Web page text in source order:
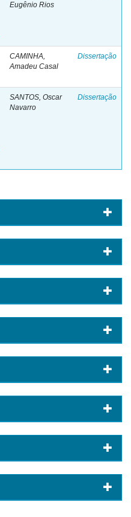
Eugênio Rios
CAMINHA,
Amadeu Casal
Dissertação
SANTOS, Oscar
Navarro
Dissertação